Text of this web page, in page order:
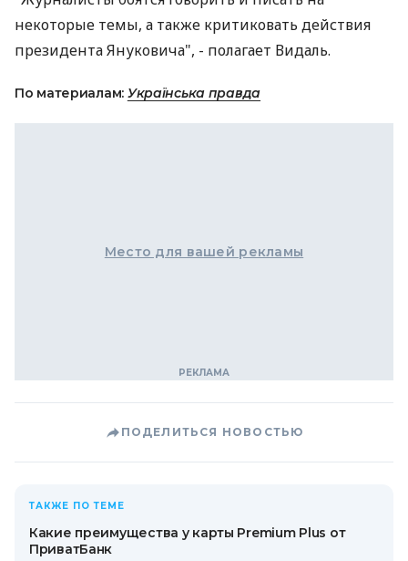
некоторые темы, а также критиковать действия
президента Януковича", - полагает Видаль.
По материалам: Українська правда
Место для вашей рекламы
ПОДЕЛИТЬСЯ НОВОСТЬЮ
ТАКЖЕ ПО ТЕМЕ
Какие преимущества у карты Premium Plus от
ПриватБанк